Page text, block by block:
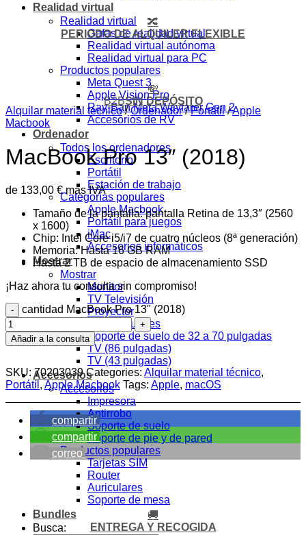
Realidad virtual
Realidad virtual
Gafas de realidad virtual
Realidad virtual autónoma
Realidad virtual para PC
Productos populares
Meta Quest 3
Apple Vision Pro
Ray-Ban Meta Wayfarer Gen 2
Accesorios de RV
Ordenador
Todos los ordenadores
Escritorio
Portátil
Estación de trabajo
Categorías populares
Apple Macbook
Portátil para juegos
iMac
Accesorios informáticos
Mostrar
Mostrar
Monitor
TV Televisión
Proyector
Productos populares
Soporte de suelo de 32 a 70 pulgadas
TV (86 pulgadas)
TV (43 pulgadas)
Accesorios
Accesorios
Impresora
Antirrobo
Soporte de suelo
Soporte de pie y de pared
Productos populares
Tarjetas SIM
Router
Auriculares
Soporte de mesa
Bundles
Busca:
🔀
PERIODO DE ALQUILER FLEXIBLE
💸
B2BSIN DEPÓSITO
Alquilar material técnico / Ordenador / Portátil /Apple
Macbook
MacBook Pro 13″ (2018)
de 133,00 €más IVA
Tamaño de la pantalla: pantalla Retina de 13,3″ (2560
x 1600)
Chip: Intel Core i5/i7 de cuatro núcleos (8ª generación)
Memoria: Hasta 16 GB RAM
Hasta 2 TB de espacio de almacenamiento SSD
¡Haz ahora tu consulta sin compromiso!
cantidad MacBook Pro 13" (2018)
Añadir a la consulta
SKU: 70203039 Categories: Alquilar material técnico,
Portátil , Apple Macbook Tags: Apple, macOS
compartir
compartir
correo
🚚
ENTREGA Y RECOGIDA